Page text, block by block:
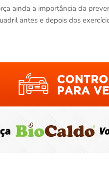
ainda a importância da
antes e depois dos